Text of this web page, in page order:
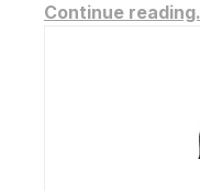
Continue